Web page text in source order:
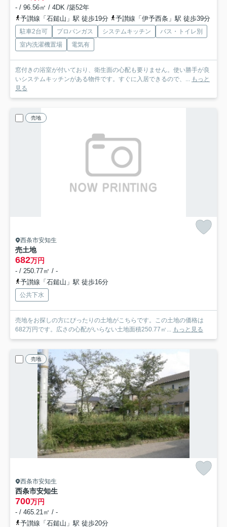
- / 96.56㎡ / 4DK /築52年
予讃線「石鎚山」駅 徒歩19分
予讃線「伊予西条」駅 徒歩39分
駐車2台可 プロパンガス システムキッチン
バス・トイレ別
室内洗濯機置場
電気有
窓付きの浴室が付いており、衛生面の心配も要りません。使い勝手が良
いシステムキッチンがある物件です。すぐに入居できるので、... もっと
見る
売地
西条市安知生
売土地
682万円
- / 250.77㎡ / -
予讃線「石鎚山」駅 徒歩16分
公共下水
売地をお探しの方にぴったりの土地がこちらです。この土地の価格は
682万円です。広さの心配がいらない土地面積250.77㎡... もっと見る
売地
西条市安知生
西条市安知生
700万円
- / 465.21㎡ / -
予讃線「石鎚山」駅 徒歩20分